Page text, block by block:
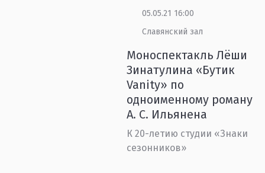
05.05.21 16:00
Славянский зал
Моноспектакль Лёши
Зинатулина «Бутик
Vanity» по
одноименному роману
А. С. Ильянена
К 20-летию студии «Знаки
сезонников»